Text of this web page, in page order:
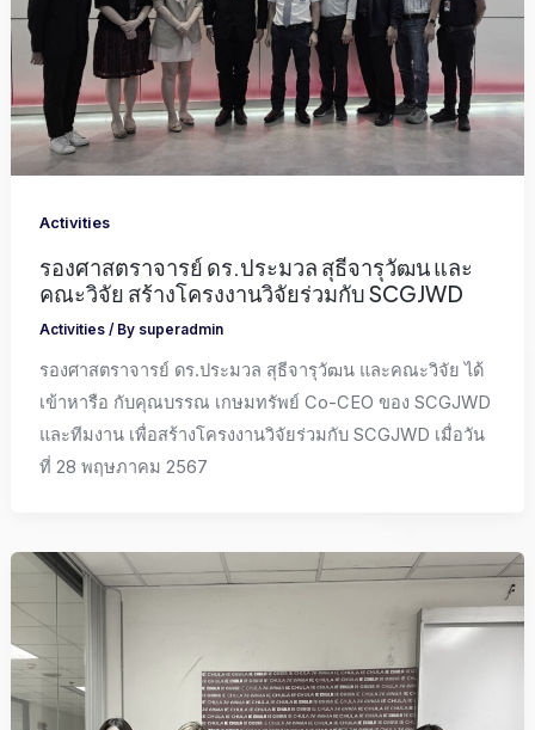
Activities
รองศาสตราจารย์ ดร.ประมวล สุธีจารุวัฒน และ
คณะวิจัย สร้างโครงงานวิจัยร่วมกับ SCGJWD
Activities / By superadmin
รองศาสตราจารย์ ดร.ประมวล สุธีจารุวัฒน และคณะวิจัย ได้
เข้าหารือ กับคุณบรรณ เกษมทรัพย์ Co-CEO ของ SCGJWD
และทีมงาน เพื่อสร้างโครงงานวิจัยร่วมกับ SCGJWD เมื่อวัน
ที่ 28 พฤษภาคม 2567